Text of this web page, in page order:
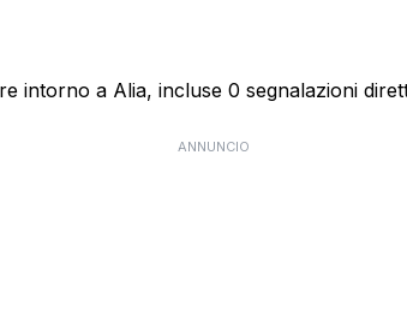
intorno a Alia, incluse 0 segnalazioni
ANNUNCIO